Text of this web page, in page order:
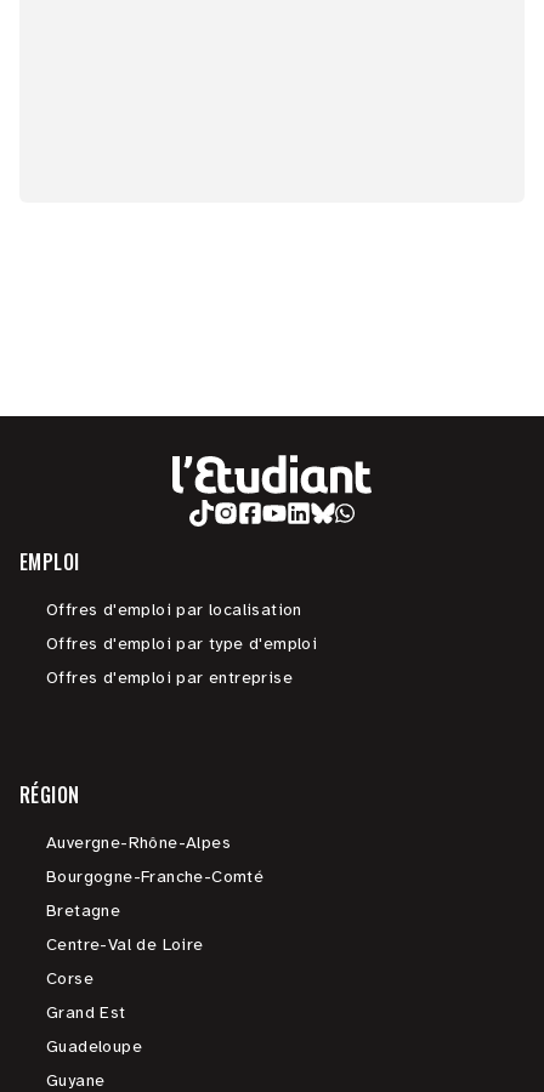
EMPLOI
Offres d'emploi par localisation
Offres d'emploi par type d'emploi
Offres d'emploi par entreprise
RÉGION
Auvergne-Rhône-Alpes
Bourgogne-Franche-Comté
Bretagne
Centre-Val de Loire
Corse
Grand Est
Guadeloupe
Guyane